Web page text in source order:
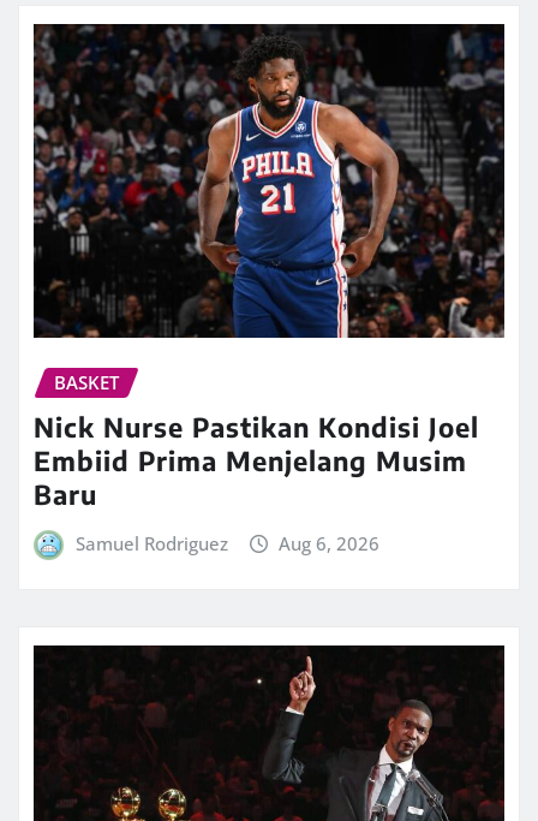
BASKET
Nick Nurse Pastikan Kondisi Joel
Embiid Prima Menjelang Musim
Baru
Samuel Rodriguez Aug 6, 2026